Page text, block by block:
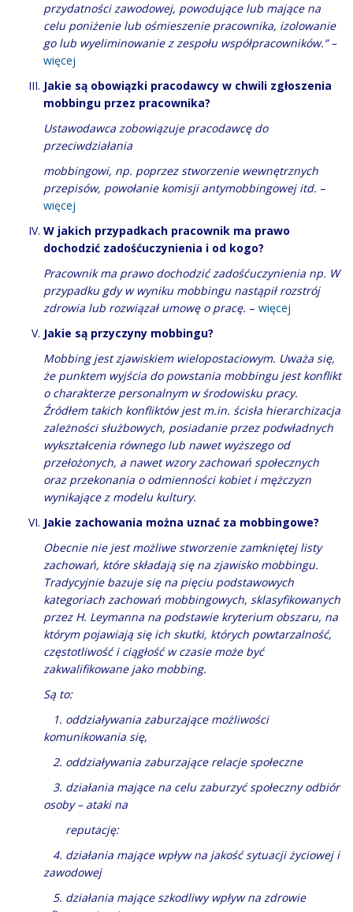
przydatności zawodowej, powodujące lub mające na
celu poniżenie lub ośmieszenie pracownika, izolowanie
go lub wyeliminowanie z zespołu współpracowników.” –
więcej
Jakie są obowiązki pracodawcy w chwili zgłoszenia
mobbingu przez pracownika?
Ustawodawca zobowiązuje pracodawcę do
przeciwdziałania
mobbingowi, np. poprzez stworzenie wewnętrznych
przepisów, powołanie komisji antymobbingowej itd. –
więcej
W jakich przypadkach pracownik ma prawo
dochodzić zadośćuczynienia i od kogo?
Pracownik ma prawo dochodzić zadośćuczynienia np. W
przypadku gdy w wyniku mobbingu nastąpił rozstrój
zdrowia lub rozwiązał umowę o pracę. – więcej
Jakie są przyczyny mobbingu?
Mobbing jest zjawiskiem wielopostaciowym. Uważa się,
że punktem wyjścia do powstania mobbingu jest konflikt
o charakterze personalnym w środowisku pracy.
Źródłem takich konfliktów jest m.in. ścisła hierarchizacja
zależności służbowych, posiadanie przez podwładnych
wykształcenia równego lub nawet wyższego od
przełożonych, a nawet wzory zachowań społecznych
oraz przekonania o odmienności kobiet i mężczyzn
wynikające z modelu kultury.
Jakie zachowania można uznać za mobbingowe?
Obecnie nie jest możliwe stworzenie zamkniętej listy
zachowań, które składają się na zjawisko mobbingu.
Tradycyjnie bazuje się na pięciu podstawowych
kategoriach zachowań mobbingowych, sklasyfikowanych
przez H. Leymanna na podstawie kryterium obszaru, na
którym pojawiają się ich skutki, których powtarzalność,
częstotliwość i ciągłość w czasie może być
zakwalifikowane jako mobbing.
Są to:
1. oddziaływania zaburzające możliwości
komunikowania się,
2. oddziaływania zaburzające relacje społeczne
3. działania mające na celu zaburzyć społeczny odbiór
osoby – ataki na
reputację:
4. działania mające wpływ na jakość sytuacji życiowej i
zawodowej
5. działania mające szkodliwy wpływ na zdrowie